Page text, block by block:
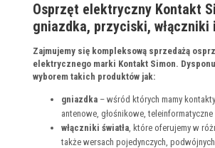
Osprzęt elektryczny Kontakt
gniazdka, przyciski, włączniki
Zajmujemy się kompleksową sprzedażą
elektrycznego marki Kontakt Simon.
wyborem takich produktów jak:
gniazdka – wśród których mamy
antenowe, głośnikowe, teleinformatyczne
włączniki światła , które oferujemy w
także wersach pojedynczych,